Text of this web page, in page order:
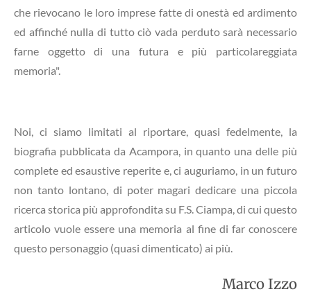
che rievocano le loro imprese fatte di onestà ed ardimento
ed affinché nulla di tutto ciò vada perduto sarà necessario
farne oggetto di una futura e più particolareggiata
memoria".
Noi, ci siamo limitati al riportare, quasi fedelmente, la
biografia pubblicata da Acampora, in quanto una delle più
complete ed esaustive reperite e, ci auguriamo, in un futuro
non tanto lontano, di poter magari dedicare una piccola
ricerca storica più approfondita su F.S. Ciampa, di cui questo
articolo vuole essere una memoria al fine di far conoscere
questo personaggio (quasi dimenticato) ai più.
Marco Izzo